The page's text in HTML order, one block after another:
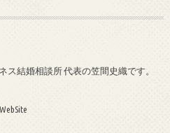
ス結婚相談所 代表の笠間史織です。
WebSite